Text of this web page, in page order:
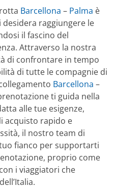
Barcellona – Palma è
raggiungere le
il fascino del
Attraverso la nostra
di confrontare in tempo
di tutte le compagnie di
Barcellona –
ti guida nella
alle tue esigenze,
acquisto rapido e
il nostro team di
fianco per supportarti
proprio come
i viaggiatori che